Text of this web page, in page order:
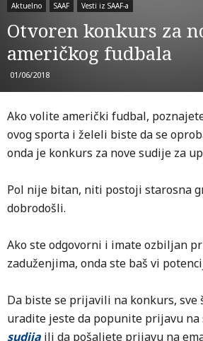
Aktuelno SAAF Vesti iz SAAF-a
Otvoren konkurs za
američkog fudbala
01/06/2018
Ako volite američki fudbal,
ovog sporta i želeli biste da se
onda je konkurs za nove sudije za
Pol nije bitan, niti postoji starosna
dobrodošli.
Ako ste odgovorni i imate ozbiljan
zaduženjima, onda ste baš vi
Da biste se prijavili na konkurs, sve
uradite jeste da popunite prijavu na
sudija ili da pošaljete prijavu na